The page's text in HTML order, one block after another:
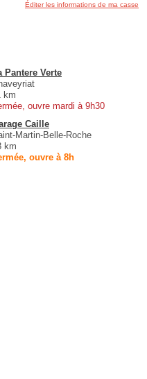
Éditer les informations de ma casse
Pantere Verte
km
ouvre mardi à 9h30
Caille
Martin-Belle-Roche
km
ouvre à 8h